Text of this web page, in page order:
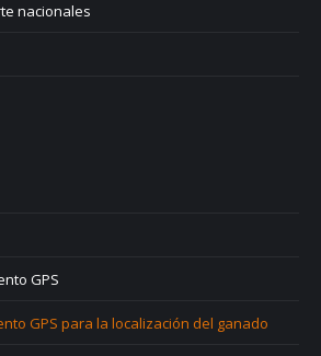
nacionales
GPS
GPS para la localización del ganado